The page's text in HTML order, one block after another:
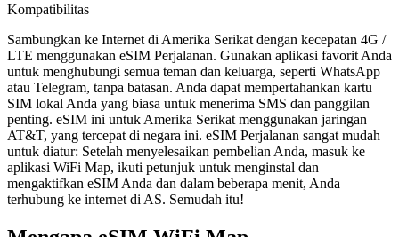
Kompatibilitas
Sambungkan ke Internet di Amerika Serikat dengan kecepatan 4G /
LTE menggunakan eSIM Perjalanan. Gunakan aplikasi favorit Anda
untuk menghubungi semua teman dan keluarga, seperti WhatsApp
atau Telegram, tanpa batasan. Anda dapat mempertahankan kartu
SIM lokal Anda yang biasa untuk menerima SMS dan panggilan
penting. eSIM ini untuk Amerika Serikat menggunakan jaringan
AT&T, yang tercepat di negara ini. eSIM Perjalanan sangat mudah
untuk diatur: Setelah menyelesaikan pembelian Anda, masuk ke
aplikasi WiFi Map, ikuti petunjuk untuk menginstal dan
mengaktifkan eSIM Anda dan dalam beberapa menit, Anda
terhubung ke internet di AS. Semudah itu!